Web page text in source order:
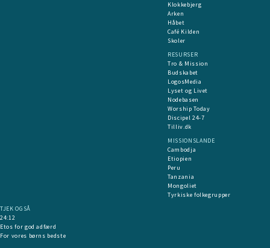
Klokkebjerg
Arken
Håbet
Café Kilden
Skoler
RESURSER
Tro & Mission
Budskabet
LogosMedia
Lyset og Livet
Nodebasen
Worship Today
Discipel 24-7
Tilliv.dk
MISSIONSLANDE
Cambodja
Etiopien
Peru
Tanzania
Mongoliet
Tyrkiske folkegrupper
TJEK OGSÅ
24:12
Etos for god adfærd
For vores børns bedste